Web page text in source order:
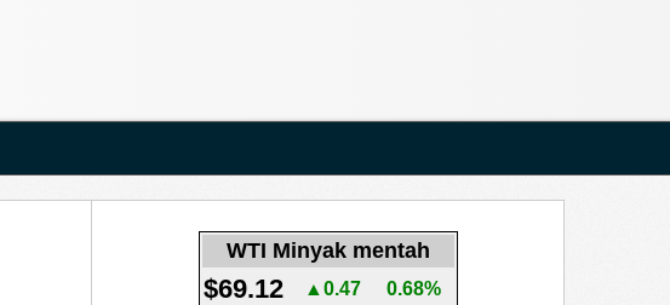
WTI Minyak mentah
$69.12 ▲0.47 0.68%